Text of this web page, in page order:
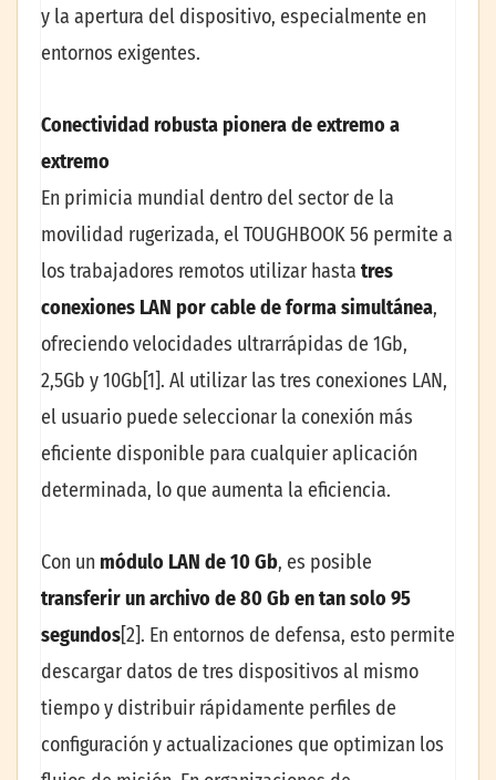
y la apertura del dispositivo, especialmente en
entornos exigentes.
Conectividad robusta pionera de extremo a
extremo
En primicia mundial dentro del sector de la
movilidad rugerizada, el TOUGHBOOK 56 permite a
los trabajadores remotos utilizar hasta tres
conexiones LAN por cable de forma simultánea,
ofreciendo velocidades ultrarrápidas de 1Gb,
2,5Gb y 10Gb[1]. Al utilizar las tres conexiones LAN,
el usuario puede seleccionar la conexión más
eficiente disponible para cualquier aplicación
determinada, lo que aumenta la eficiencia.
Con un módulo LAN de 10 Gb, es posible
transferir un archivo de 80 Gb en tan solo 95
segundos[2]. En entornos de defensa, esto permite
descargar datos de tres dispositivos al mismo
tiempo y distribuir rápidamente perfiles de
configuración y actualizaciones que optimizan los